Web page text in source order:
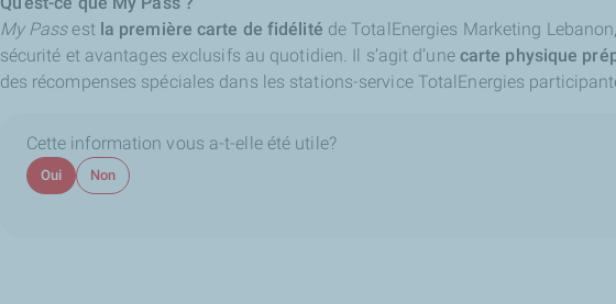
My Pass est la première carte de fidélité de TotalEnergies Marketing
sécurité et avantages exclusifs au quotidien. Il s’agit d’une carte physique
des récompenses spéciales dans les stations-service TotalEnergies
Cette information vous a-t-elle été utile?
Oui Non